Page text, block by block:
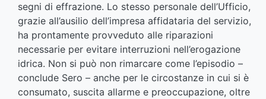
segni di effrazione. Lo stesso personale dell’Ufficio,
grazie all’ausilio dell’impresa affidataria del servizio,
ha prontamente provveduto alle riparazioni
necessarie per evitare interruzioni nell’erogazione
idrica. Non si può non rimarcare come l’episodio –
conclude Sero – anche per le circostanze in cui si è
consumato, suscita allarme e preoccupazione, oltre